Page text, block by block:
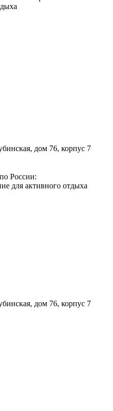
дом 76, корпус 7
России:
для активного отдыха
дом 76, корпус 7